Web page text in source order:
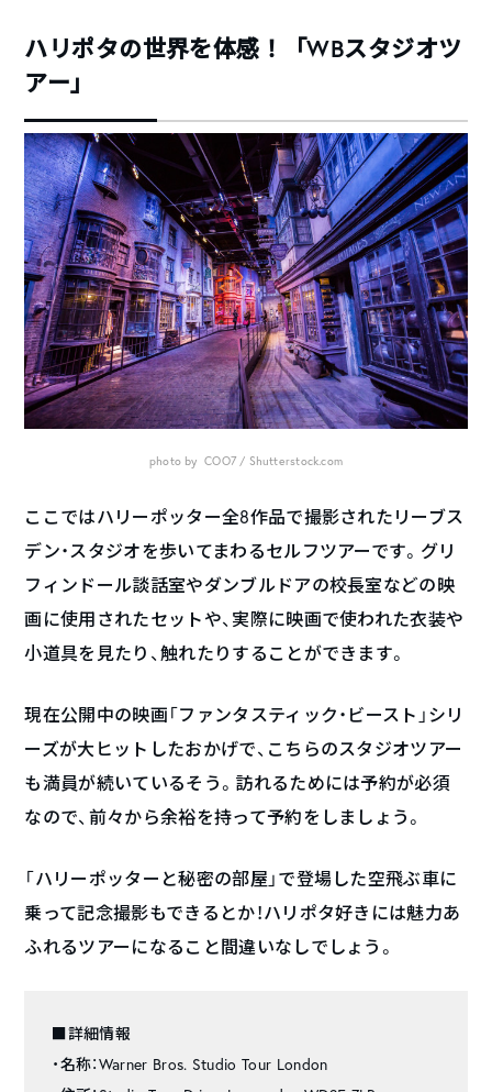
ハリポタの世界を体感！「WBスタジオツ
アー」
photo by COO7 / Shutterstock.com
ここではハリーポッター全8作品で撮影されたリーブス
デン・スタジオを歩いてまわるセルフツアーです。グリ
フィンドール談話室やダンブルドアの校長室などの映
画に使用されたセットや、実際に映画で使われた衣装や
小道具を見たり、触れたりすることができます。
現在公開中の映画「ファンタスティック・ビースト」シリ
ーズが大ヒットしたおかげで、こちらのスタジオツアー
も満員が続いているそう。訪れるためには予約が必須
なので、前々から余裕を持って予約をしましょう。
「ハリーポッターと秘密の部屋」で登場した空飛ぶ車に
乗って記念撮影もできるとか！ハリポタ好きには魅力あ
ふれるツアーになること間違いなしでしょう。
■詳細情報
・名称：Warner Bros. Studio Tour London